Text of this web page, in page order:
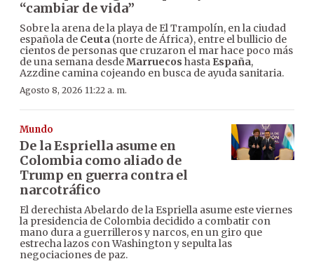
“cambiar de vida”
Sobre la arena de la playa de El Trampolín, en la ciudad
española de Ceuta (norte de África), entre el bullicio de
cientos de personas que cruzaron el mar hace poco más
de una semana desdeMarruecos hasta España,
Azzdine camina cojeando en busca de ayuda sanitaria.
Agosto 8, 2026 11:22 a. m.
Mundo
De la Espriella asume en
Colombia como aliado de
Trump en guerra contra el
narcotráfico
El derechista Abelardo de la Espriella asume este viernes
la presidencia de Colombia decidido a combatir con
mano dura a guerrilleros y narcos, en un giro que
estrecha lazos con Washington y sepulta las
negociaciones de paz.